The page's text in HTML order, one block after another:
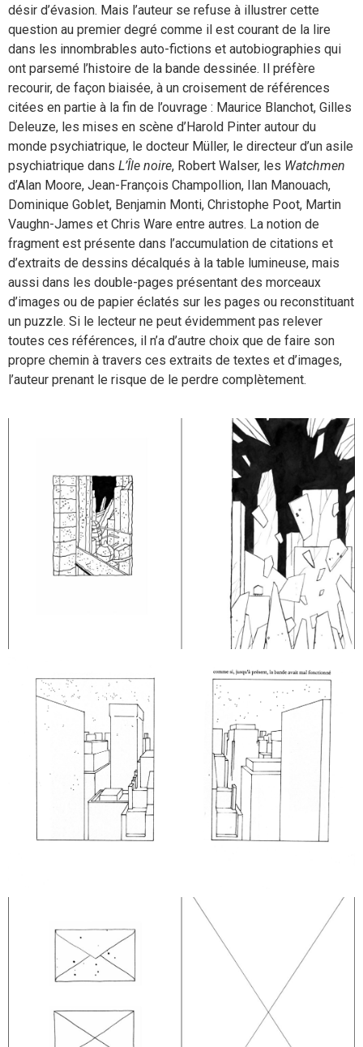
désir d’évasion. Mais l’auteur se refuse à illustrer cette
question au premier degré comme il est courant de la lire
dans les innombrables auto-fictions et autobiographies qui
ont parsemé l’histoire de la bande dessinée. Il préfère
recourir, de façon biaisée, à un croisement de références
citées en partie à la fin de l’ouvrage : Maurice Blanchot, Gilles
Deleuze, les mises en scène d’Harold Pinter autour du
monde psychiatrique, le docteur Müller, le directeur d’un asile
psychiatrique dans L’Île noire, Robert Walser, les Watchmen
d’Alan Moore, Jean-François Champollion, Ilan Manouach,
Dominique Goblet, Benjamin Monti, Christophe Poot, Martin
Vaughn-James et Chris Ware entre autres. La notion de
fragment est présente dans l’accumulation de citations et
d’extraits de dessins décalqués à la table lumineuse, mais
aussi dans les double-pages présentant des morceaux
d’images ou de papier éclatés sur les pages ou reconstituant
un puzzle. Si le lecteur ne peut évidemment pas relever
toutes ces références, il n’a d’autre choix que de faire son
propre chemin à travers ces extraits de textes et d’images,
l’auteur prenant le risque de le perdre complètement.